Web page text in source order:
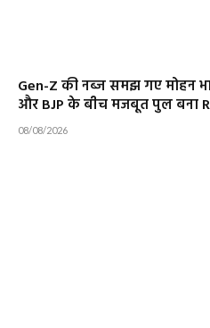
Gen-Z की नब्ज समझ गए मोहन
और BJP के बीच मजबूत पुल बना
08/08/2026